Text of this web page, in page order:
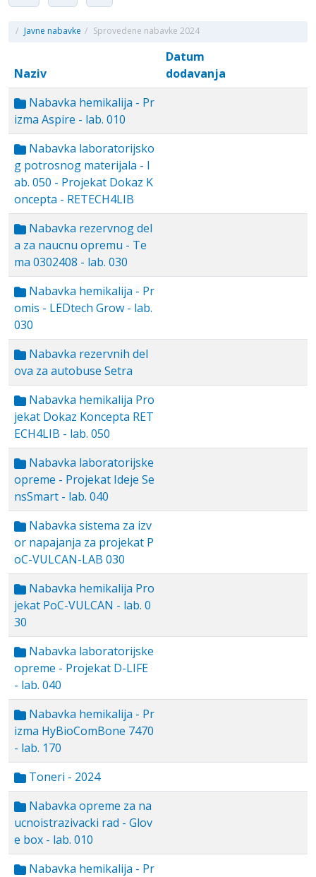
/ Javne nabavke / Sprovedene nabavke 2024
Naziv
Datum
dodavanja
Nabavka hemikalija - Pr
izma Aspire - lab. 010
Nabavka laboratorijsko
g potrosnog materijala - l
ab. 050 - Projekat Dokaz K
oncepta - RETECH4LIB
Nabavka rezervnog del
a za naucnu opremu - Te
ma 0302408 - lab. 030
Nabavka hemikalija - Pr
omis - LEDtech Grow - lab.
030
Nabavka rezervnih del
ova za autobuse Setra
Nabavka hemikalija Pro
jekat Dokaz Koncepta RET
ECH4LIB - lab. 050
Nabavka laboratorijske
opreme - Projekat Ideje Se
nsSmart - lab. 040
Nabavka sistema za izv
or napajanja za projekat P
oC-VULCAN-LAB 030
Nabavka hemikalija Pro
jekat PoC-VULCAN - lab. 0
30
Nabavka laboratorijske
opreme - Projekat D-LIFE
- lab. 040
Nabavka hemikalija - Pr
izma HyBioComBone 7470
- lab. 170
Toneri - 2024
Nabavka opreme za na
ucnoistrazivacki rad - Glov
e box - lab. 010
Nabavka hemikalija - Pr